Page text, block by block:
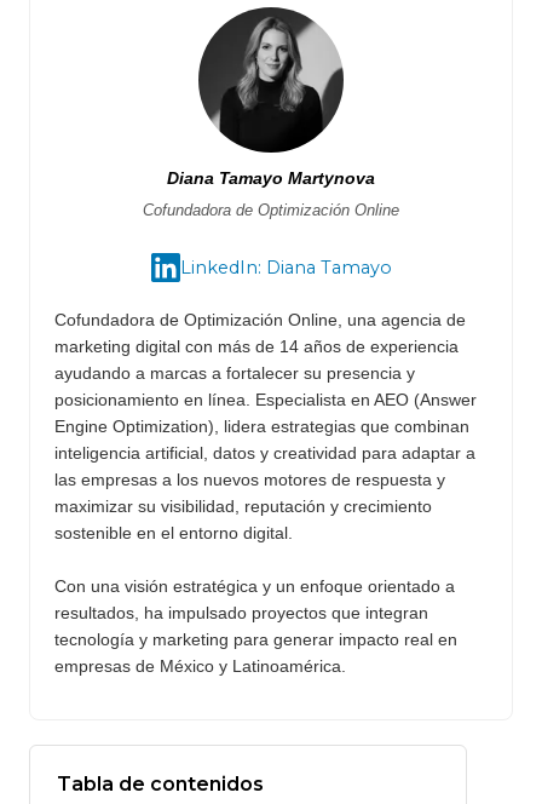
Diana Tamayo Martynova
Cofundadora de Optimización Online
LinkedIn: Diana Tamayo
Cofundadora de Optimización Online, una agencia de
marketing digital con más de 14 años de experiencia
ayudando a marcas a fortalecer su presencia y
posicionamiento en línea. Especialista en AEO (Answer
Engine Optimization), lidera estrategias que combinan
inteligencia artificial, datos y creatividad para adaptar a
las empresas a los nuevos motores de respuesta y
maximizar su visibilidad, reputación y crecimiento
sostenible en el entorno digital.
Con una visión estratégica y un enfoque orientado a
resultados, ha impulsado proyectos que integran
tecnología y marketing para generar impacto real en
empresas de México y Latinoamérica.
Tabla de contenidos